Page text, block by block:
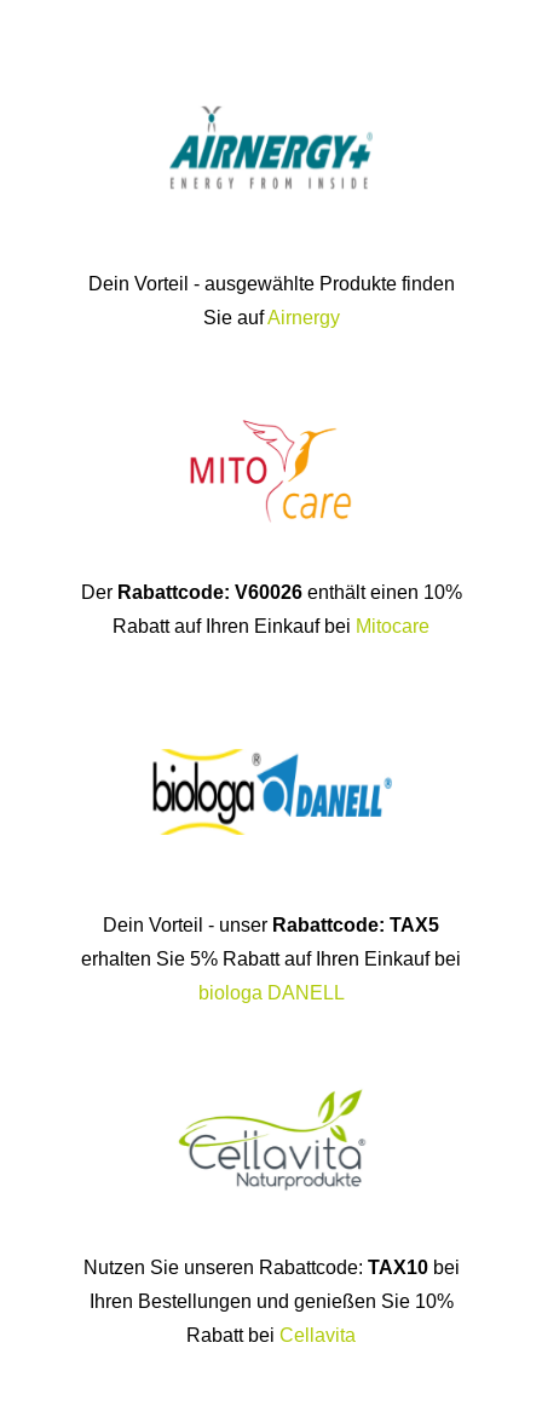
Dein Vorteil - ausgewählte Produkte finden
Sie aufAirnergy
Der Rabattcode: V60026 enthält einen 10%
Rabatt auf Ihren Einkauf bei Mitocare
Dein Vorteil - unser Rabattcode: TAX5
erhalten Sie 5% Rabatt auf Ihren Einkauf bei
biologa DANELL
Nutzen Sie unseren Rabattcode: TAX10bei
Ihren Bestellungen und genießen Sie 10%
Rabatt bei Cellavita